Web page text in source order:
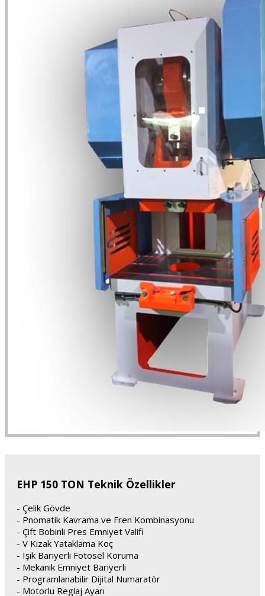
EHP 150 TON Teknik Özellikler
- Çelik Gövde
- Pnomatik Kavrama ve Fren Kombinasyonu
- Çift Bobinli Pres Emniyet Valifi
- V Kızak Yataklama Koç
- Işık Bariyerli Fotosel Koruma
- Mekanik Emniyet Bariyerli
- Programlanabilir Dijital Numaratör
- Motorlu Reglaj Ayarı